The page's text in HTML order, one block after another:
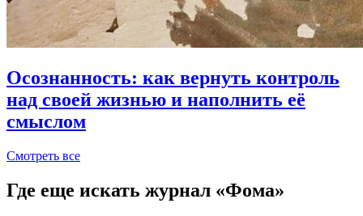
Осознанность: как вернуть контроль
над своей жизнью и наполнить её
смыслом
Смотреть все
Где еще искать журнал «Фома»